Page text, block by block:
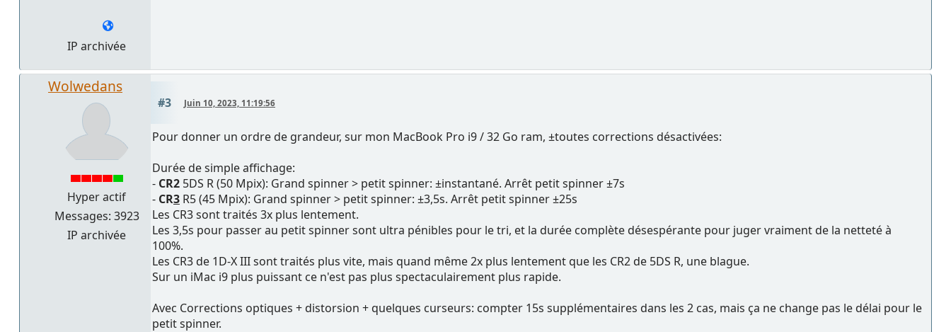
IP archivée
Wolwedans
Hyper actif
Messages: 3923
IP archivée
#3 Juin 10, 2023, 11:19:56
Pour donner un ordre de grandeur, sur mon MacBook Pro i9 / 32 Go ram, ±toutes corrections désactivées:
Durée de simple affichage:
- CR2 5DS R (50 Mpix): Grand spinner > petit spinner: ±instantané. Arrêt petit spinner ±7s
- CR3 R5 (45 Mpix): Grand spinner > petit spinner: ±3,5s. Arrêt petit spinner ±25s
Les CR3 sont traités 3x plus lentement.
Les 3,5s pour passer au petit spinner sont ultra pénibles pour le tri, et la durée complète désespérante pour juger vraiment de la netteté à
100%.
Les CR3 de 1D-X III sont traités plus vite, mais quand même 2x plus lentement que les CR2 de 5DS R, une blague.
Sur un iMac i9 plus puissant ce n'est pas plus spectaculairement plus rapide.
Avec Corrections optiques + distorsion + quelques curseurs: compter 15s supplémentaires dans les 2 cas, mais ça ne change pas le délai pour le
petit spinner.